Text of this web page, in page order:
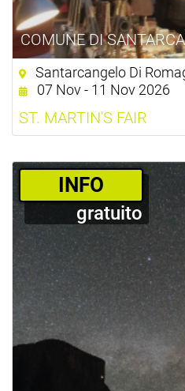
COMUNE DI
Santarcangelo Di
07 Nov - 11 Nov 2026
ST. MARTIN'S FAIR
­INFO
gratuito